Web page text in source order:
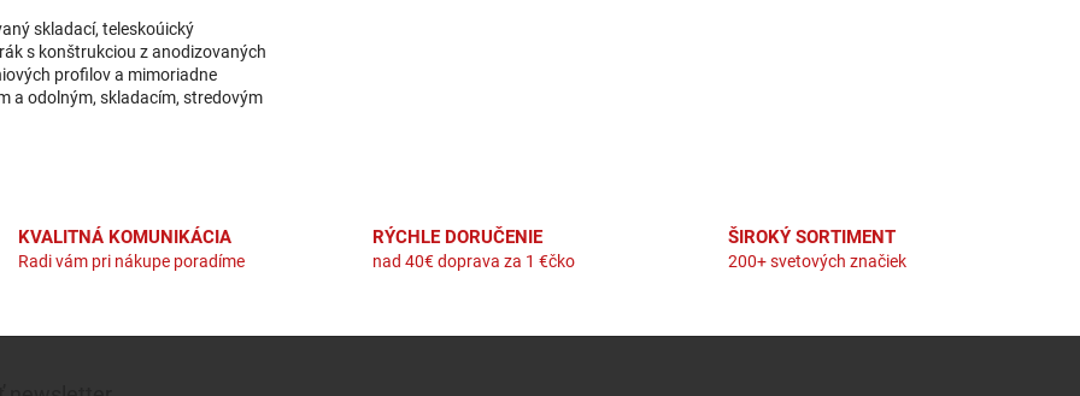
skladací, teleskoúický
s konštrukciou z anodizovaných
profilov a mimoriadne
a odolným, skladacím, stredovým
KVALITNÁ KOMUNIKÁCIA
Radi vám pri nákupe poradíme
RÝCHLE DORUČENIE
nad 40€ doprava za 1 €čko
ŠIROKÝ SORTIMENT
200+ svetových značiek